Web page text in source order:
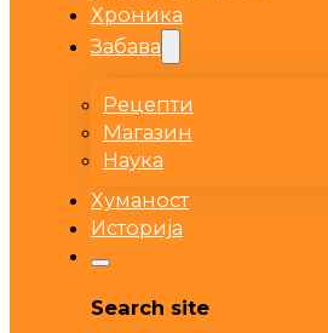
Хроника
Забава
Рецепти
Магазин
Наука
Хуманост
Историја
Search site